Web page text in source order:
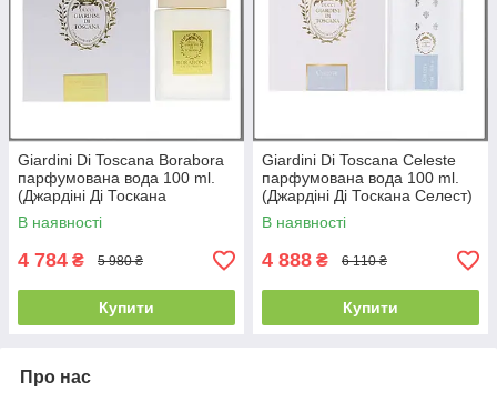
Giardini Di Toscana Borabora
парфумована вода 100 ml.
(Джардіні Ді Тоскана
Борабора)
В наявності
4 784 ₴ 5 980 ₴
Купити
Giardini Di Toscana Celeste
парфумована вода 100 ml.
(Джардіні Ді Тоскана Селест)
В наявності
4 888 ₴ 6 110 ₴
Купити
Про нас